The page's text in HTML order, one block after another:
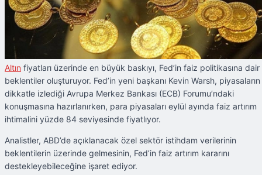
Altın fiyatları üzerinde en büyük baskıyı, Fed’in faiz politikasına dair
beklentiler oluşturuyor. Fed’in yeni başkanı Kevin Warsh, piyasaların
dikkatle izlediği Avrupa Merkez Bankası (ECB) Forumu’ndaki
konuşmasına hazırlanırken, para piyasaları eylül ayında faiz artırım
ihtimalini yüzde 84 seviyesinde fiyatlıyor.
Analistler, ABD’de açıklanacak özel sektör istihdam verilerinin
beklentilerin üzerinde gelmesinin, Fed’in faiz artırım kararını
destekleyebileceğine işaret ediyor.